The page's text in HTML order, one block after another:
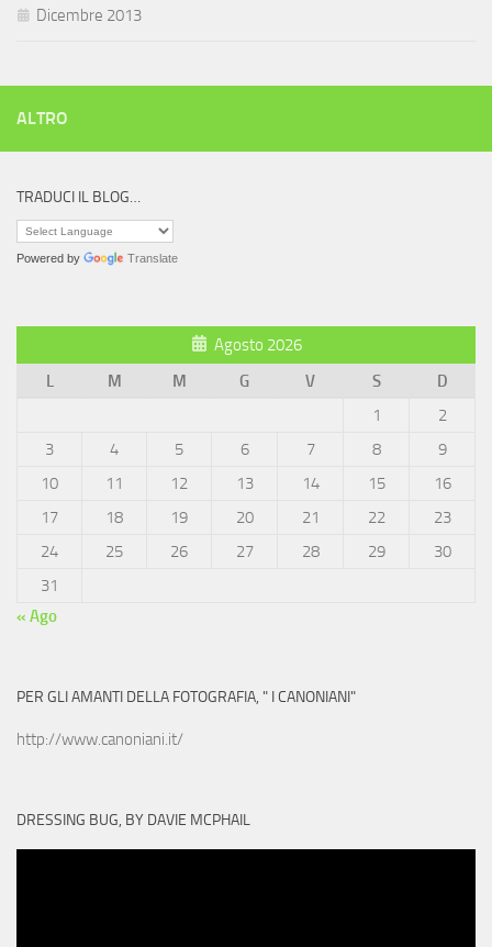
Dicembre 2013
ALTRO
TRADUCI IL BLOG…
Powered by Translate
Agosto 2026
L
M M G V S
D
1
2
3
4 5 6 7 8
9
10
11 12 13 14 15
16
17
18 19 20 21 22
23
24
25 26 27 28 29
30
31
« Ago
PER GLI AMANTI DELLA FOTOGRAFIA, " I CANONIANI"
http://www.canoniani.it/
DRESSING BUG, BY DAVIE MCPHAIL